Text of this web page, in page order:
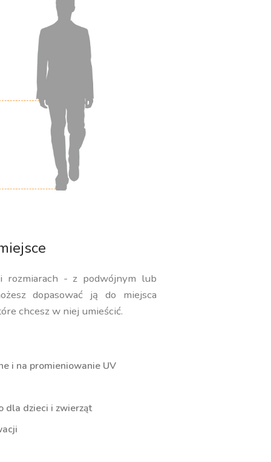
- z podwójnym lub
dopasować ją do miejsca
chcesz w niej umieścić.
i na promieniowanie UV
dla dzieci i zwierząt